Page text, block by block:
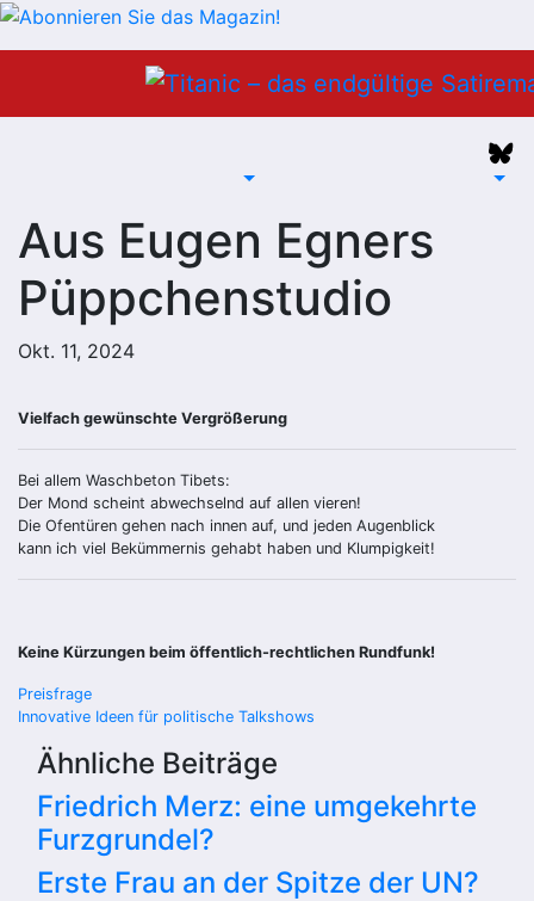
Aus Eugen Egners
Püppchenstudio
Okt. 11, 2024
Vielfach gewünschte Vergrößerung
Bei allem Waschbeton Tibets:
Der Mond scheint abwechselnd auf allen vieren!
Die Ofentüren gehen nach innen auf, und jeden Augenblick
kann ich viel Bekümmernis gehabt haben und Klumpigkeit!
Keine Kürzungen beim öffentlich-rechtlichen Rundfunk!
Beitragsnavigation
Preisfrage
Innovative Ideen für politische Talkshows
Ähnliche Beiträge
Friedrich Merz: eine umgekehrte
Furzgrundel?
Erste Frau an der Spitze der UN?